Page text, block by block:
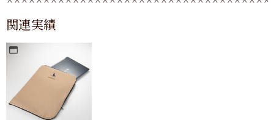
関連実績